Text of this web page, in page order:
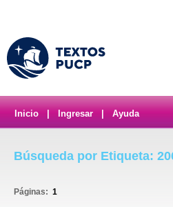
Inicio Ingresar Ayuda
Búsqueda por Etiqueta:
Páginas: 1